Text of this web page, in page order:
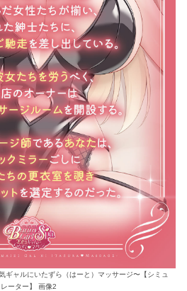
ギャルにいたずら（はーと）マッサージ〜【シミュ
レーター】 画像2